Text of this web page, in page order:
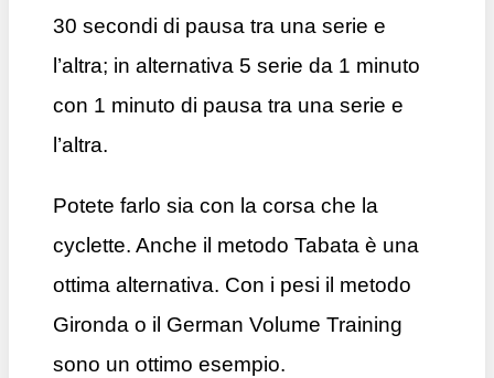
30 secondi di pausa tra una serie e
l’altra; in alternativa 5 serie da 1 minuto
con 1 minuto di pausa tra una serie e
l’altra.
Potete farlo sia con la corsa che la
cyclette. Anche il metodo Tabata è una
ottima alternativa. Con i pesi il metodo
Gironda o il German Volume Training
sono un ottimo esempio.